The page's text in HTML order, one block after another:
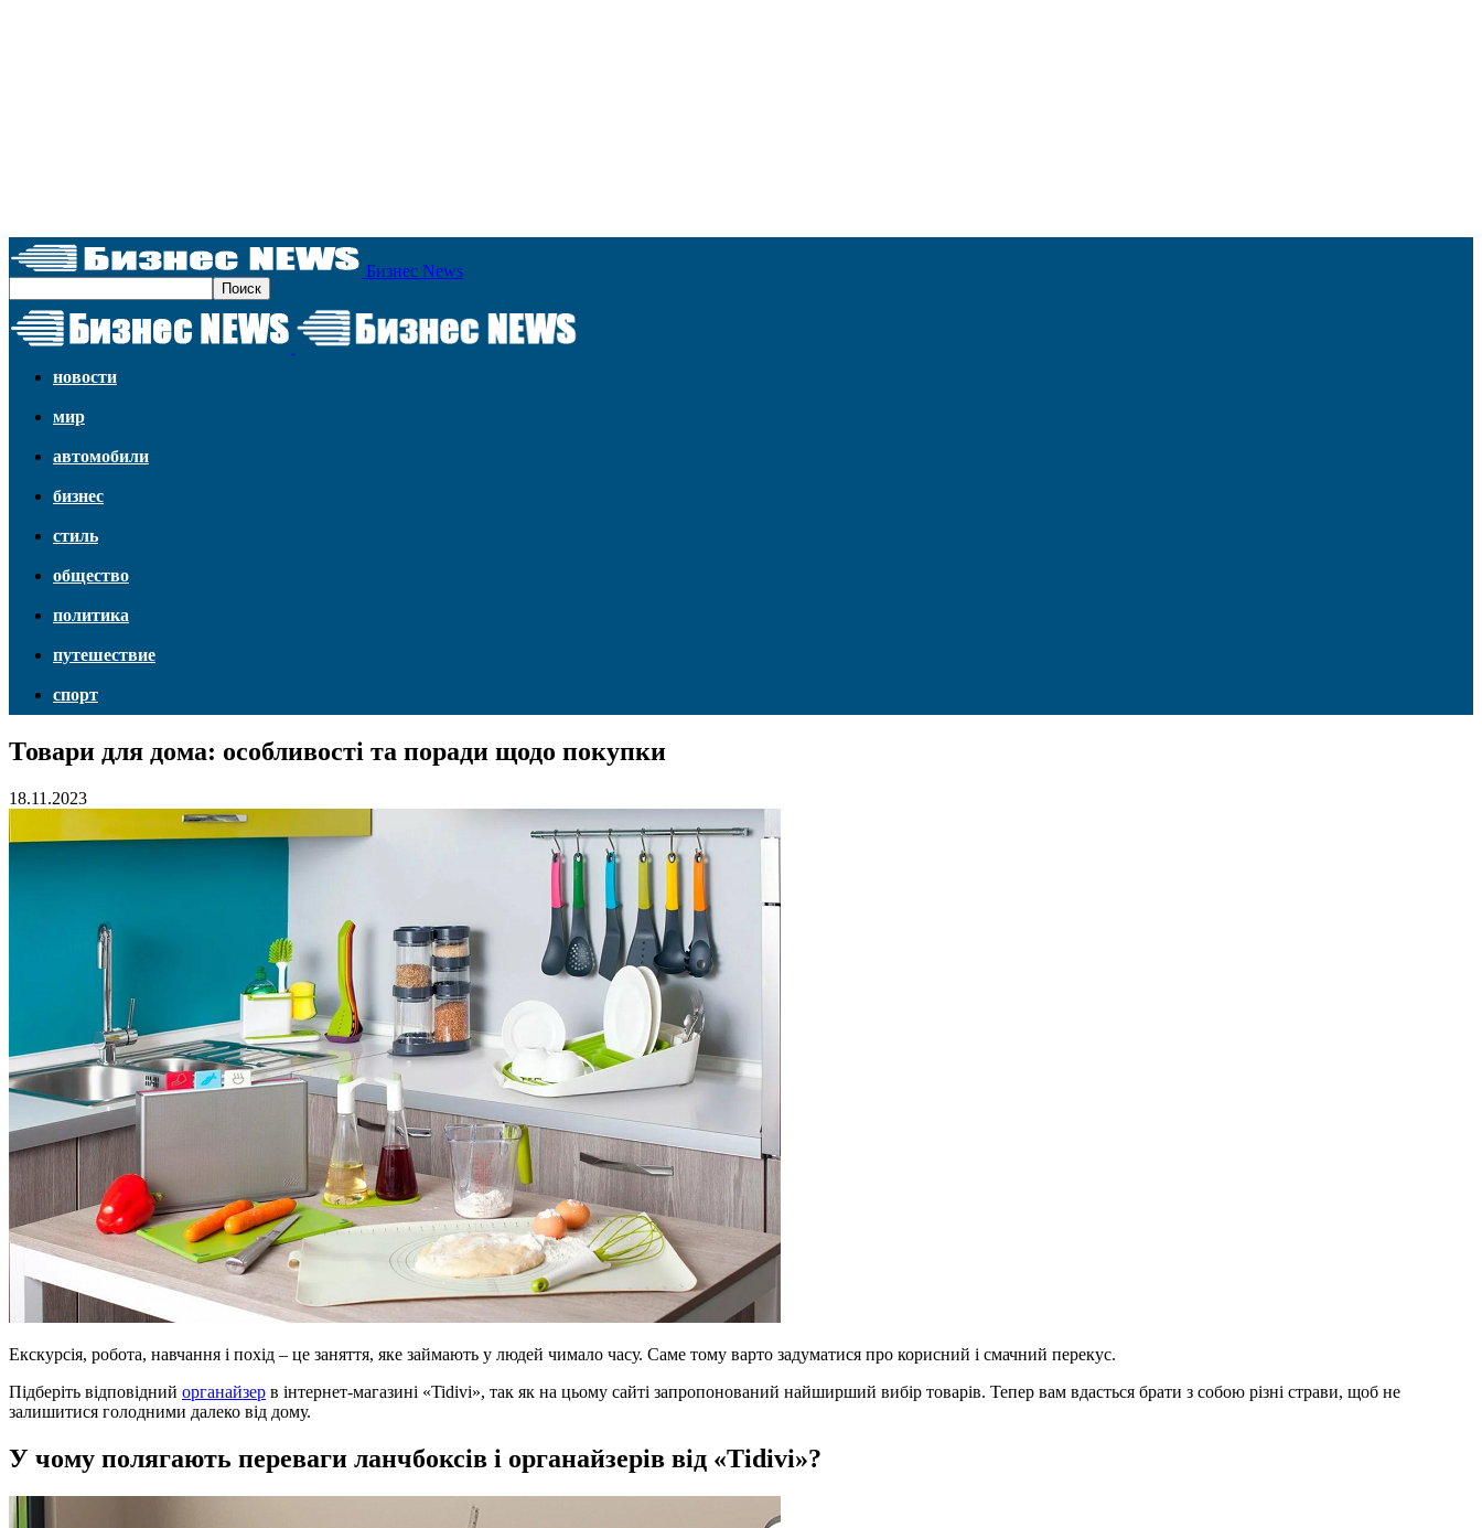
Бизнес News
новости
мир
автомобили
бизнес
стиль
общество
политика
путешествие
спорт
Товари для дома: особливості та поради щодо покупки
18.11.2023
Екскурсія, робота, навчання і похід – це заняття, яке займають у людей чимало часу. Саме тому варто задуматися про корисний і смачний перекус.
Підберіть відповідний органайзер в інтернет-магазині «Tidivi», так як на цьому сайті запропонований найширший вибір товарів. Тепер вам вдасться брати з собою різні страви, щоб не
залишитися голодними далеко від дому.
У чому полягають переваги ланчбоксів і органайзерів від «Tidivi»?